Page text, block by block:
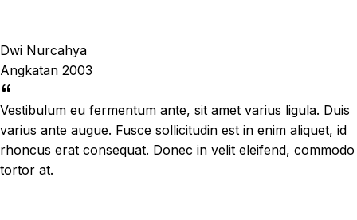
Dwi Nurcahya
Angkatan 2003
Vestibulum eu fermentum ante, sit amet varius ligula. Duis
varius ante augue. Fusce sollicitudin est in enim aliquet, id
rhoncus erat consequat. Donec in velit eleifend, commodo
tortor at.